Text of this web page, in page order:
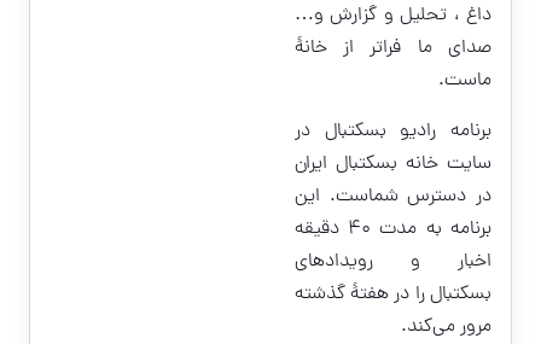
داغ ، تحلیل و گزارش و…
صدای ما فراتر از خانۀ
ماست.
برنامه رادیو بسکتبال در
سایت خانه بسکتبال ایران
در دسترس شماست. این
برنامه به مدت ۴۰ دقیقه
اخبار و رویدادهای
بسکتبال را در هفتۀ گذشته
مرور می‌کند.